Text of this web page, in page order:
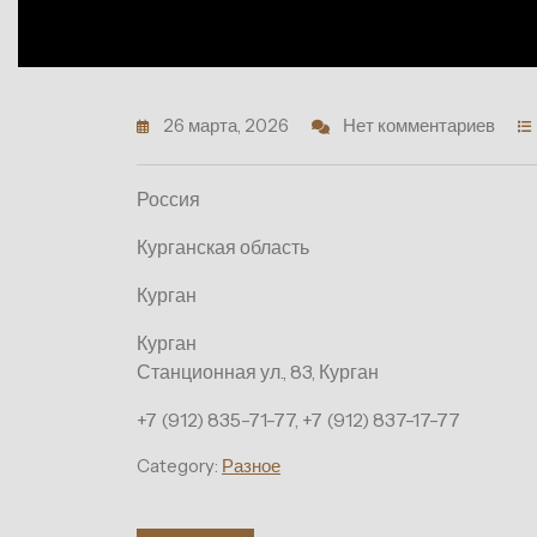
26 марта, 2026 Нет комментариев
Россия
Курганская область
Курган
Курган
Станционная ул., 83, Курган
+7 (912) 835-71-77, +7 (912) 837-17-77
Category: Разное